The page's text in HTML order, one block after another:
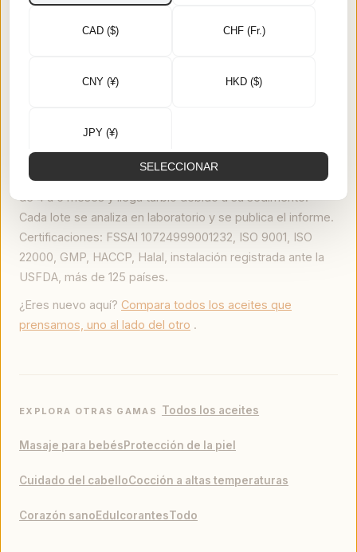
A2 batido a mano a partir de cuajada, de 25 a 28 litros de
azufre; dhaga mishri cultivado en hilo de algodón durante 8
a 10 días.
Elaboramos el aceite bajo pedido, por lo que se conserva
de 4 a 6 meses y llega turbio debido a su sedimento.
Cada lote se analiza en laboratorio y se publica el informe.
Certificaciones: FSSAI 10724999001232, ISO 9001, ISO
22000, GMP, HACCP, Halal, instalación registrada ante la
USFDA, más de 125 países.
¿Eres nuevo aquí? Compara todos los aceites que
prensamos, uno al lado del otro .
EXPLORA OTRAS GAMAS Todos los aceites
Masaje para bebés Protección de la piel
Cuidado del cabelloCocción a altas temperaturas
Corazón sano EdulcorantesTodo
CAD ($) CHF (Fr.)
CNY (¥) HKD ($)
JPY (¥)
English عربي
Tiếng Việt اُردُو
Türkçe Русский
日本語 Italiano
فارسی
SELECCIONAR